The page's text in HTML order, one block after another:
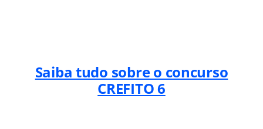
Saiba tudo sobre o concurso
CREFITO 6